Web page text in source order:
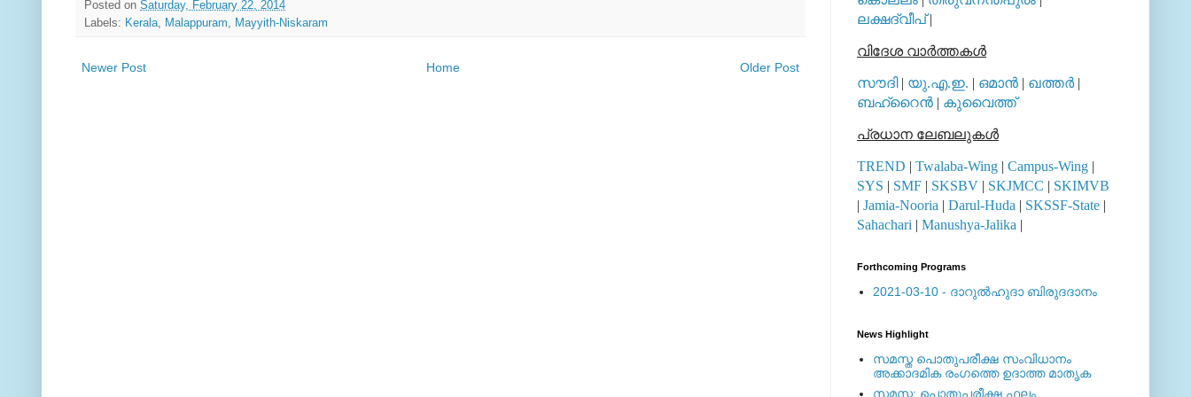
Posted on Saturday, February 22, 2014
Labels: Kerala Malappuram Mayyith-Niskaram
Newer Post Older Post
Home
ലക്ഷദ്വീപ്|
വിദേശ വാര്‍ത്തകള്‍
സൗദി| യു.എ.ഇ. | ഒമാന്‍ | ഖത്തര്‍|
ബഹ്റൈന്‍ | കുവൈത്ത്
പ്രധാന ലേബലുകള്‍
TREND | Twalaba-Wing | Campus-Wing |
SYS | SMF | SKSBV | SKJMCC | SKIMVB
| Jamia-Nooria | Darul-Huda | SKSSF-State |
Sahachari | Manushya-Jalika |
Forthcoming Programs
2021-03-10 - ദാറുല്‍ഹുദാ ബിരുദദാനം
News Highlight
സമസ്ത പൊതുപരീക്ഷ സംവിധാനം
അക്കാദമിക രംഗത്തെ ഉദാത്ത മാതൃക
സമസ്ത: പൊതുപരീക്ഷ ഫലം